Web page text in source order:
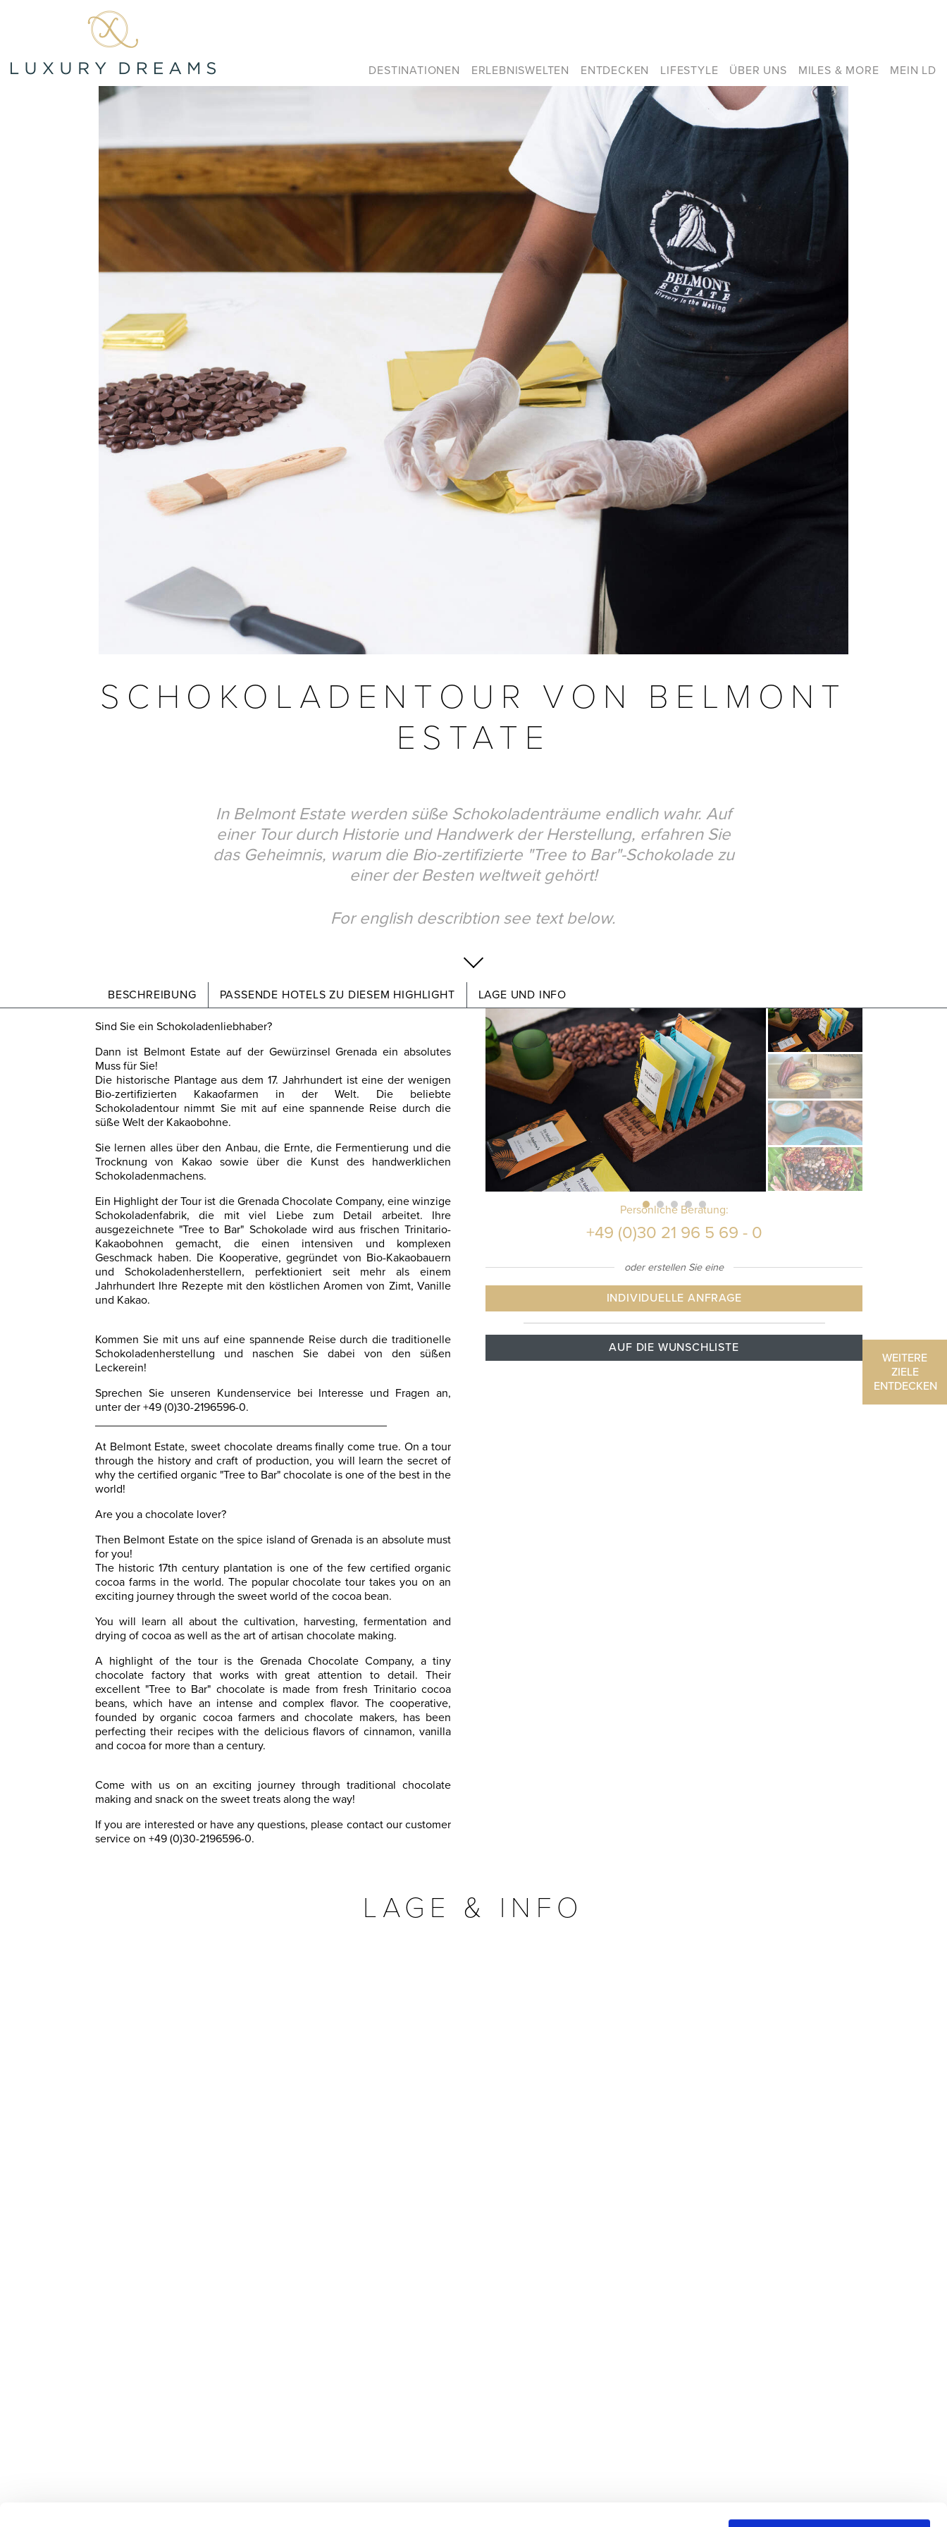
DESTINATIONEN ERLEBNISWELTEN ENTDECKEN LIFESTYLE ÜBER UNS MILES & MORE MEIN LD
WEITERE
ZIELE
ENTDECKEN
SCHOKOLADENTOUR VON BELMONT
ESTATE
In Belmont Estate werden süße Schokoladenträume endlich wahr. Auf
einer Tour durch Historie und Handwerk der Herstellung, erfahren Sie
das Geheimnis, warum die Bio-zertifizierte "Tree to Bar"-Schokolade zu
einer der Besten weltweit gehört!
For english describtion see text below.
BESCHREIBUNG PASSENDE HOTELS ZU DIESEM HIGHLIGHT LAGE UND INFO
Sind Sie ein Schokoladenliebhaber?
Dann ist Belmont Estate auf der Gewürzinsel Grenada ein absolutes
Muss für Sie!
Die historische Plantage aus dem 17. Jahrhundert ist eine der wenigen
Bio-zertifizierten Kakaofarmen in der Welt. Die beliebte
Schokoladentour nimmt Sie mit auf eine spannende Reise durch die
süße Welt der Kakaobohne.
Sie lernen alles über den Anbau, die Ernte, die Fermentierung und die
Trocknung von Kakao sowie über die Kunst des handwerklichen
Schokoladenmachens.
Ein Highlight der Tour ist die Grenada Chocolate Company, eine winzige
Schokoladenfabrik, die mit viel Liebe zum Detail arbeitet. Ihre
ausgezeichnete "Tree to Bar" Schokolade wird aus frischen Trinitario-
Kakaobohnen gemacht, die einen intensiven und komplexen
Geschmack haben. Die Kooperative, gegründet von Bio-Kakaobauern
und Schokoladenherstellern, perfektioniert seit mehr als einem
Jahrhundert Ihre Rezepte mit den köstlichen Aromen von Zimt, Vanille
und Kakao.
Kommen Sie mit uns auf eine spannende Reise durch die traditionelle
Schokoladenherstellung und naschen Sie dabei von den süßen
Leckerein!
Sprechen Sie unseren Kundenservice bei Interesse und Fragen an,
unter der +49 (0)30-2196596-0.
At Belmont Estate, sweet chocolate dreams finally come true. On a tour
through the history and craft of production, you will learn the secret of
why the certified organic "Tree to Bar" chocolate is one of the best in the
world!
Are you a chocolate lover?
Then Belmont Estate on the spice island of Grenada is an absolute must
for you!
The historic 17th century plantation is one of the few certified organic
cocoa farms in the world. The popular chocolate tour takes you on an
exciting journey through the sweet world of the cocoa bean.
You will learn all about the cultivation, harvesting, fermentation and
drying of cocoa as well as the art of artisan chocolate making.
A highlight of the tour is the Grenada Chocolate Company, a tiny
chocolate factory that works with great attention to detail. Their
excellent "Tree to Bar" chocolate is made from fresh Trinitario cocoa
beans, which have an intense and complex flavor. The cooperative,
founded by organic cocoa farmers and chocolate makers, has been
perfecting their recipes with the delicious flavors of cinnamon, vanilla
and cocoa for more than a century.
Come with us on an exciting journey through traditional chocolate
making and snack on the sweet treats along the way!
If you are interested or have any questions, please contact our customer
service on +49 (0)30-2196596-0.
Persönliche Beratung:
+49 (0)30 21 96 5 69 - 0
oder erstellen Sie eine
INDIVIDUELLE ANFRAGE
AUF DIE WUNSCHLISTE
LAGE & INFO